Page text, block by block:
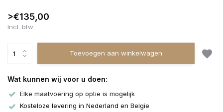
>€135,00
Incl. btw
Toevoegen aan winkelwagen
Wat kunnen wij voor u doen:
Elke maatvoering op optie is mogelijk
Kosteloze levering in Nederland en Belgie